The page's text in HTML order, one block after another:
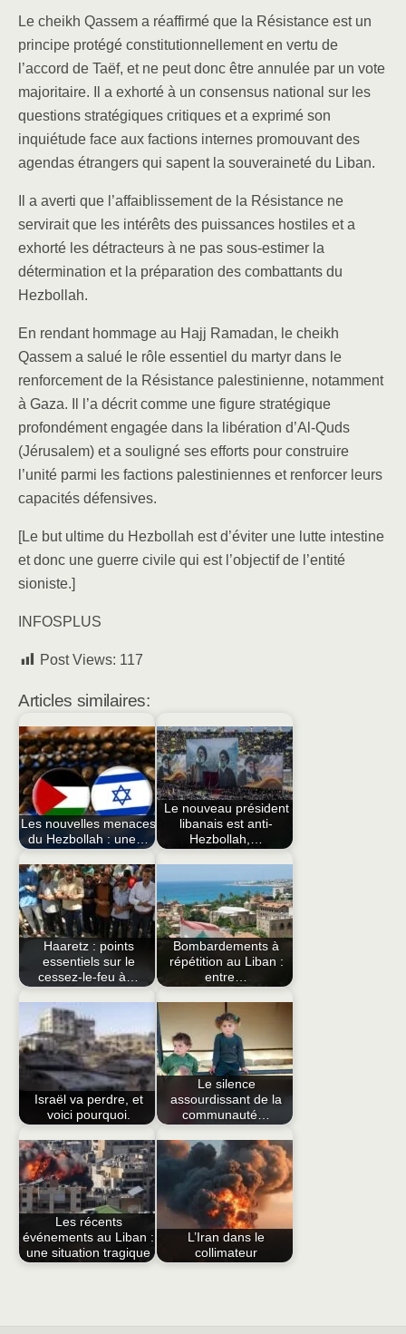
Le cheikh Qassem a réaffirmé que la Résistance est un
principe protégé constitutionnellement en vertu de
l’accord de Taëf, et ne peut donc être annulée par un vote
majoritaire. Il a exhorté à un consensus national sur les
questions stratégiques critiques et a exprimé son
inquiétude face aux factions internes promouvant des
agendas étrangers qui sapent la souveraineté du Liban.
Il a averti que l’affaiblissement de la Résistance ne
servirait que les intérêts des puissances hostiles et a
exhorté les détracteurs à ne pas sous-estimer la
détermination et la préparation des combattants du
Hezbollah.
En rendant hommage au Hajj Ramadan, le cheikh
Qassem a salué le rôle essentiel du martyr dans le
renforcement de la Résistance palestinienne, notamment
à Gaza. Il l’a décrit comme une figure stratégique
profondément engagée dans la libération d’Al-Quds
(Jérusalem) et a souligné ses efforts pour construire
l’unité parmi les factions palestiniennes et renforcer leurs
capacités défensives.
[Le but ultime du Hezbollah est d’éviter une lutte intestine
et donc une guerre civile qui est l’objectif de l’entité
sioniste.]
INFOSPLUS
Post Views: 117
Articles similaires:
Les nouvelles menaces
du Hezbollah : une…
Le nouveau président
libanais est anti-
Hezbollah,…
Haaretz : points
essentiels sur le
cessez-le-feu à…
Bombardements à
répétition au Liban :
entre…
Israël va perdre, et
voici pourquoi.
Le silence
assourdissant de la
communauté…
Les récents
événements au Liban :
une situation tragique
L’Iran dans le
collimateur